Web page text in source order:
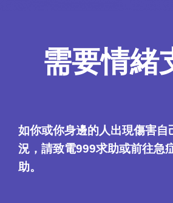
需要情緒
如你或你身邊的人出現傷害自
況，請致電999求助或前往急
助。